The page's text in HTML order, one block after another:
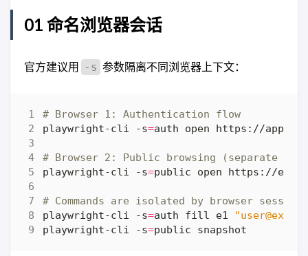
01 命名浏览器会话
官方建议用 -s 参数隔离不同浏览器上下文：
# Browser 1: Authentication flow
playwright-cli -s=
# Browser 2: Public browsing (separate
playwright-cli -s=
# Commands are isolated by browser session
playwright-cli -s=auth fill e1 "
playwright-cli -s=